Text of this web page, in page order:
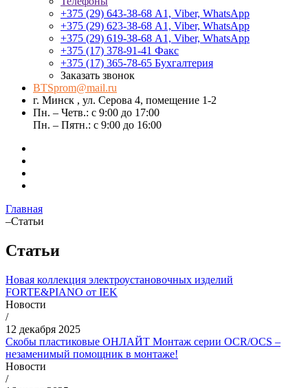
+375 (29) 643-38-68 А1, Viber, WhatsApp
+375 (29) 623-38-68 А1, Viber, WhatsApp
+375 (29) 619-38-68 А1, Viber, WhatsApp
+375 (17) 378-91-41 Факс
+375 (17) 365-78-65 Бухгалтерия
Заказать звонок
BTSprom@mail.ru
г. Минск , ул. Серова 4, помещение 1-2
Пн. – Четв.: с 9:00 до 17:00
Пн. – Пятн.: с 9:00 до 16:00
Главная
–Статьи
Статьи
Новая коллекция электроустановочных изделий
FORTE&PIANO от IEK
Новости
/
12 декабря 2025
Скобы пластиковые ОНЛАЙТ Монтаж серии OCR/OCS –
незаменимый помощник в монтаже!
Новости
/